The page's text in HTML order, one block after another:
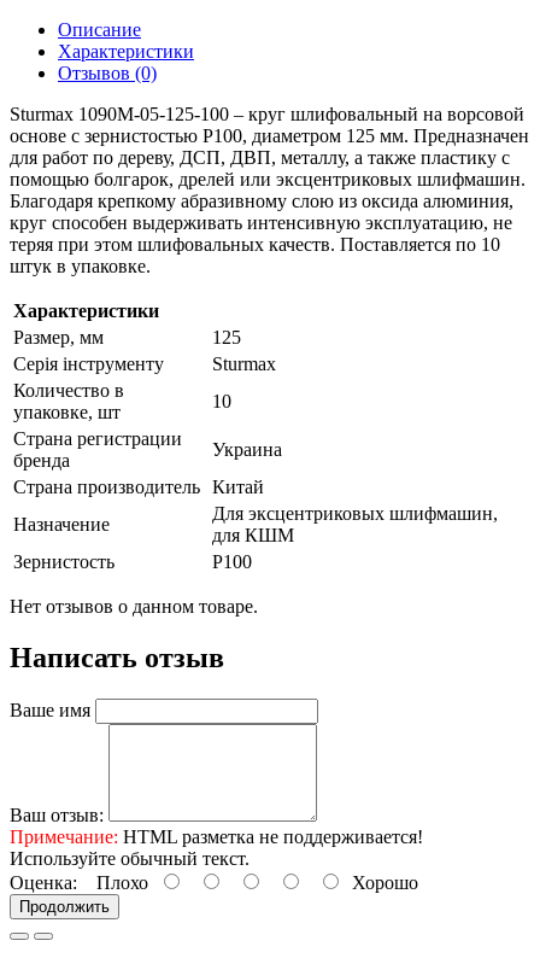
Описание
Характеристики
Отзывов (0)
Sturmax 1090М-05-125-100 – круг шлифовальный на ворсовой
основе с зернистостью Р100, диаметром 125 мм. Предназначен
для работ по дереву, ДСП, ДВП, металлу, а также пластику с
помощью болгарок, дрелей или эксцентриковых шлифмашин.
Благодаря крепкому абразивному слою из оксида алюминия,
круг способен выдерживать интенсивную эксплуатацию, не
теряя при этом шлифовальных качеств. Поставляется по 10
штук в упаковке.
Характеристики
Размер, мм
125
Серія інструменту
Sturmax
Количество в
упаковке, шт
10
Страна регистрации
бренда
Украина
Страна производитель Китай
Назначение
Для эксцентриковых шлифмашин,
для КШМ
Зернистость
Р100
Нет отзывов о данном товаре.
Написать отзыв
Ваше имя
Ваш отзыв:
Примечание: HTML разметка не поддерживается!
Используйте обычный текст.
Оценка: Плохо Хорошо
Продолжить